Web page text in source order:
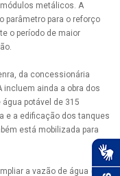
metálicos. A
parâmetro para o reforço
o período de maior
da concessionária
incluem ainda a obra dos
potável de 315
e a edificação dos tanques
está mobilizada para
a vazão de água em